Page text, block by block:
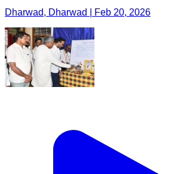
Dharwad, Dharwad | Feb 20, 2026